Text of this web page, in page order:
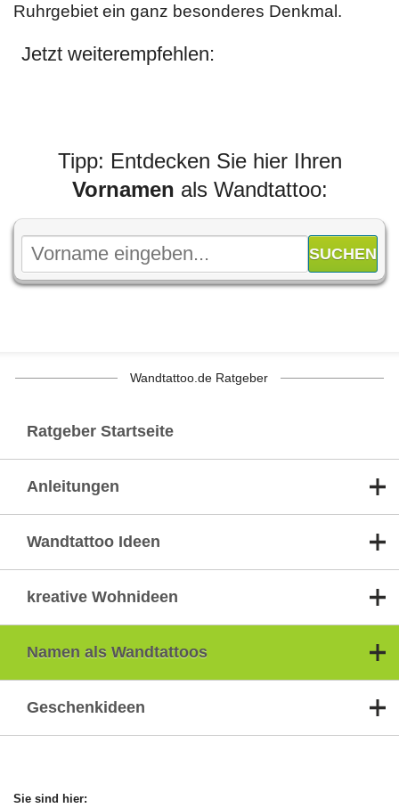
Ruhrgebiet ein ganz besonderes Denkmal.
Jetzt weiterempfehlen:
Tipp: Entdecken Sie hier Ihren
Vornamen als Wandtattoo:
Wandtattoo.de Ratgeber
Ratgeber Startseite
Anleitungen
Wandtattoo Ideen
kreative Wohnideen
Namen als Wandtattoos
Geschenkideen